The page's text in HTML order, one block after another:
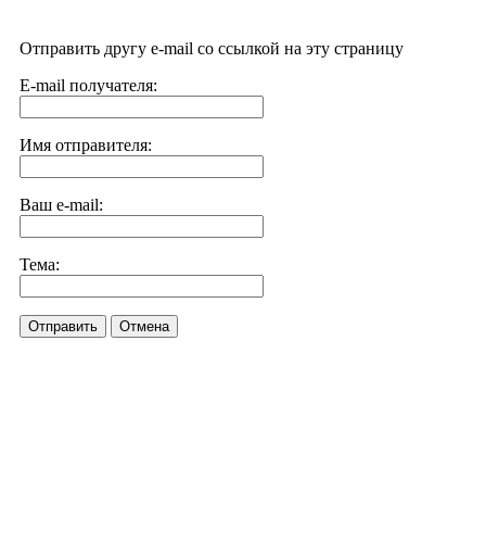
Отправить другу e-mail со ссылкой на эту страницу
E-mail получателя:
Имя отправителя:
Ваш e-mail:
Тема:
Отправить Отмена